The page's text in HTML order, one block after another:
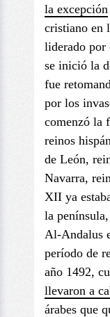
la excepción
cristiano en
liderado por
se inició la
fue
por los
comenzó la
reinos
de León,
Navarra,
XII ya
la
Al-Andalus
período de
año 1492,
llevaron a
árabes que